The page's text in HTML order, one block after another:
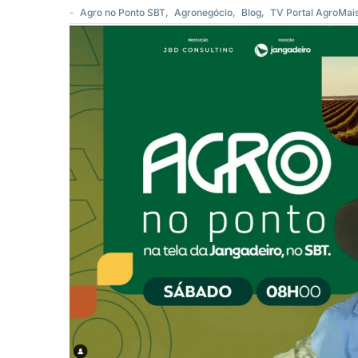
- Agro no Ponto SBT, Agronegócio, Blog, TV Portal